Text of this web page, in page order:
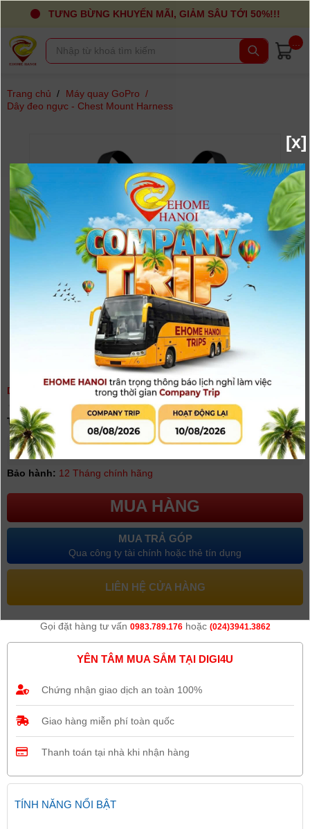
TƯNG BỪNG KHUYẾN MÃI, GIẢM SÂU TỚI 50%!!!
Trang chủ / Máy quay GoPro /
Dây đeo ngực - Chest Mount Harness
DÂY ĐEO NGỰC - CHEST MOUNT HARNESS
(0người đánh giá)
Tình trạng:
Có hàng
Giá khuyến mại: 1.450.000đ
Bảo hành: 12 Tháng chính hãng
MUA HÀNG
MUA TRẢ GÓP
Qua công ty tài chính hoặc thẻ tín dụng
LIÊN HỆ CỬA HÀNG
Gọi đặt hàng tư vấn 0983.789.176hoặc (024)3941.3862
YÊN TÂM MUA SẮM TẠI DIGI4U
Chứng nhận giao dịch an toàn 100%
Giao hàng miễn phí toàn quốc
Thanh toán tại nhà khi nhận hàng
TÍNH NĂNG NỔI BẬT
[x]